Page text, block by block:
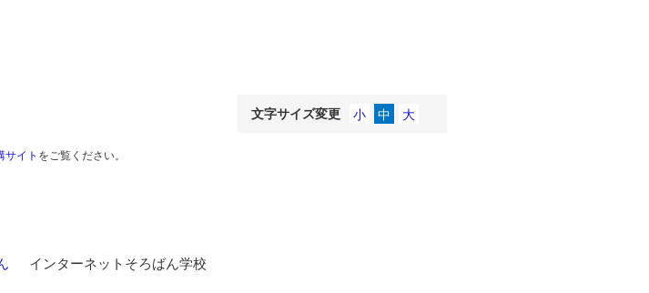
サイト をご覧ください。
文字サイズ変更
インターネットそろばん学校